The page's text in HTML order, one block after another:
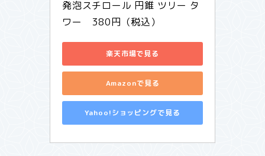
発泡スチロール 円錐 ツリー タ
ワー　380円（税込）
楽天市場で見る
Amazonで見る
Yahoo!ショッピングで見る